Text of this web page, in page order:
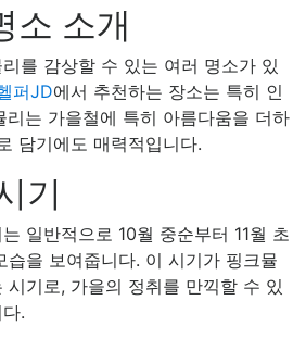
소 소개
를 감상할 수 있는 여러 명소가 있
퍼JD에서 추천하는 장소는 특히 인
리는 가을철에 특히 아름다움을 더하
담기에도 매력적입니다.
기
일반적으로 10월 중순부터 11월 초
습을 보여줍니다. 이 시기가 핑크뮬
시기로, 가을의 정취를 만끽할 수 있
.